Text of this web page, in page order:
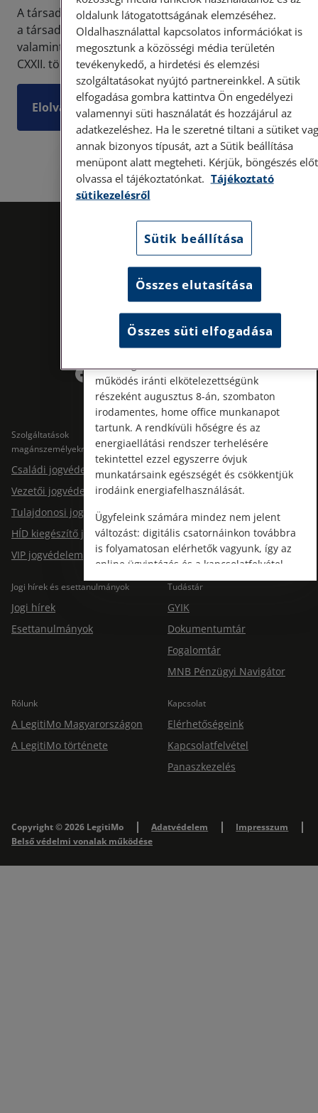
A társadalombiztosítási ellátások részletes szabályait
a társadalombiztosítás ellátásaira jogosultakról,
valamint ezen ellátások fedezetéről szóló 2019. évi
CXXII. törvény tartalmazza. A jogszabály...
Elolvasom
Kövess minket!
Szolgáltatások
magánszemélyeknek
Családi jogvédelem
Vezetői jogvédelem
Tulajdonosi jogvédelem
HÍD kiegészítő jogvédelem
VIP jogvédelem
Szolgáltatások cégeknek
Jogtárs Start & Pro
Jogi hírek és esettanulmányok
Jogi hírek
Esettanulmányok
Tudástár
GYIK
Dokumentumtár
Fogalomtár
MNB Pénzügyi Navigátor
Rólunk
A LegitiMo Magyarországon
A LegitiMo története
Kapcsolat
Elérhetőségeink
Kapcsolatfelvétel
Panaszkezelés
Copyright © 2026 LegitiMo Adatvédelem
Impresszum
Belső védelmi vonalak működése
Személyes ügyfélfogadás
Személyes ügyfélszolgálatunk telefonon
történő előzetes időpontegyeztetés után,
szerdai napokon érhető el.
Címünk: 1087 Budapest, Hungária körút
30/A. 8. emelet. Pontos megközelítési
útmutatónk a Kapcsolat – Elérhetőségeink
menüpont alatt érhető el.
Az energiatudatos és fenntartható
működés iránti elkötelezettségünk
részeként augusztus 8-án, szombaton
irodamentes, home office munkanapot
tartunk. A rendkívüli hőségre és az
energiaellátási rendszer terhelésére
tekintettel ezzel egyszerre óvjuk
munkatársaink egészségét és csökkentjük
irodáink energiafelhasználását.
Ügyfeleink számára mindez nem jelent
változást: digitális csatornáinkon továbbra
is folyamatosan elérhetők vagyunk, így az
online ügyintézés és a kapcsolatfelvétel
változatlanul biztosított.
oldalunk látogatottságának elemzéséhez.
Oldalhasználattal kapcsolatos információkat is
megosztunk a közösségi média területén
tevékenykedő, a hirdetési és elemzési
szolgáltatásokat nyújtó partnereinkkel. A sütik
elfogadása gombra kattintva Ön engedélyezi
valamennyi süti használatát és hozzájárul az
adatkezeléshez. Ha le szeretné tiltani a sütiket
annak bizonyos típusát, azt a Sütik beállítása
menüpont alatt megteheti. Kérjük, böngészés
olvassa el tájékoztatónkat. Tájékoztató
sütikezelésről
Sütik beállítása
Összes elutasítása
Összes süti elfogadása